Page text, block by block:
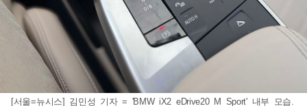
[서울=뉴시스] 김민성 기자 = 'BMW iX2 eDrive20 M Sport' 내부 모습.